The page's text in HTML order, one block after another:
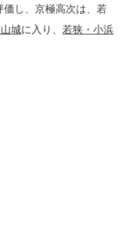
価し、京極高次は、若
城に入り、 若狭・小浜